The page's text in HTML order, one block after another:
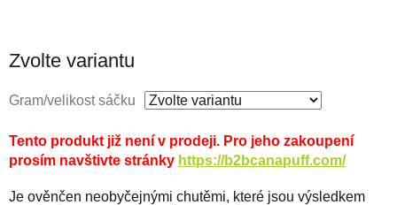
Zvolte variantu
Gram/velikost sáčku
Tento produkt již není v prodeji. Pro jeho zakoupení
prosím navštivte stránky https://b2bcanapuff.com/
Je ověnčen neobyčejnými chutěmi, které jsou výsledkem